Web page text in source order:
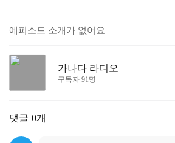
에피소드 소개가 없어요
가나다 라디오
구독자 91명
댓글 0개